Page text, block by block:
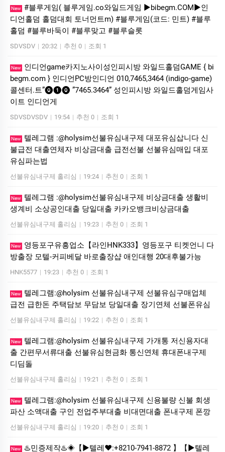
New #블루게임( 블루게임.co와일드게임 ▶bibegm.COM▶인
디언홀덤 홀덤대회 토너먼트m) #블루게임(코드: 민트) #블루
홀덤 #블루바둑이 #블루맞고 #블루슬롯
SDVSDV | 20:32 | 추천 0 | 조회 1
New
인디언game카­지노사이성인피시방 와일드홀덤GAME { bi
begm.com } 인디언PC방인디언 010,7465,3464 (indigo-game)
콜센터.트”⓿❶⓿ ”7465.3464” 성인피시방 와일드홀덤게임사
이트 인디언게
SDVSDVSDV | 19:54 | 추천 0 | 조회 1
New
텔레그램 :@holysim선불유심내구제 대포유심삽니다 신
불급전 대출연체자 비상금대출 급전선불 선불유심매입 대포
유심파는법
선불유심내구제 홀리심 | 19:24 | 추천 0 | 조회 1
New
텔레그램 :@holysim선불유심내구제 비상금대출 생활비
생계비 소상공인대출 당일대출 카카오뱅크비상금대출
선불유심내구제 홀리심 | 19:23 | 추천 0 | 조회 1
New
영등포구유흥업소【라인HNK333】영등포구 티켓언니 다
방출장 모텔-커피베달 바로출장샵 애인대행 20대후불가능
HNK5577 | 19:23 | 추천 0 | 조회 1
New
텔레그램:@holysim 선불유심내구제 선불유심구매업체
급전 급한돈 주택담보 무담보 당일대출 장기연체 선불폰유심
선불유심내구제 홀리심 | 19:22 | 추천 0 | 조회 1
New
텔레그램:@holysim 선불유심내구제 가개통 저신용자대
출 간편무서류대출 선불유심현금화 통신연체 휴대폰내구제
디딤돌
선불유심내구제 홀리심 | 19:21 | 추천 0 | 조회 1
New
텔레그램:@holysim 선불유심내구제 신용불량 신불 회생
파산 소액대출 구인 전업주부대출 비대면대출 폰내구제 폰깡
선불유심내구제 홀리심 | 19:20 | 추천 0 | 조회 1
New
♨️민증제작♨️◈【▶텔레♥:+8210-7941-8872 】【▶텔레